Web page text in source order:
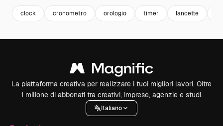
clock cronometro orologio timer lancette
La piattaforma creativa per realizzare i tuoi migliori lavori. Oltre
1 milione di abbonati tra creativi, imprese, agenzie e studi.
Italiano